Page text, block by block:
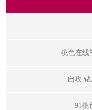
桃色在线
自攻
91桃